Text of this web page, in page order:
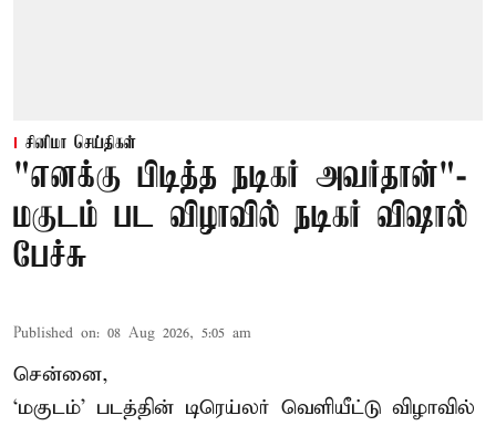
சினிமா செய்திகள்
"எனக்கு பிடித்த நடிகர் அவர்தான்"-
மகுடம் பட விழாவில் நடிகர் விஷால்
பேச்சு
Published on: 08 Aug 2026, 5:05 am
சென்னை,
‘மகுடம்’ படத்தின் டிரெய்லர் வெளியீட்டு விழாவில்